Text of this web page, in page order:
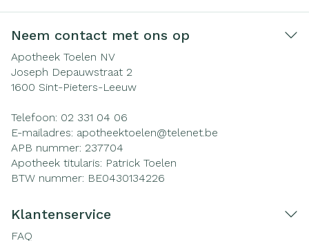
Neem contact met ons op
Apotheek Toelen NV
Joseph Depauwstraat 2
1600 Sint-Pieters-Leeuw
Telefoon: 02 331 04 06
E-mailadres: apotheektoelen@telenet.be
APB nummer: 237704
Apotheek titularis: Patrick Toelen
BTW nummer: BE0430134226
Klantenservice
FAQ